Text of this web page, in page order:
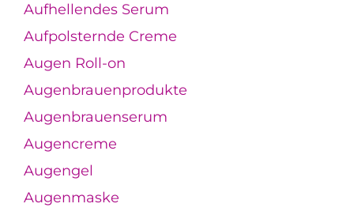
Aufhellendes Serum
Aufpolsternde Creme
Augen Roll-on
Augenbrauenprodukte
Augenbrauenserum
Augencreme
Augengel
Augenmaske